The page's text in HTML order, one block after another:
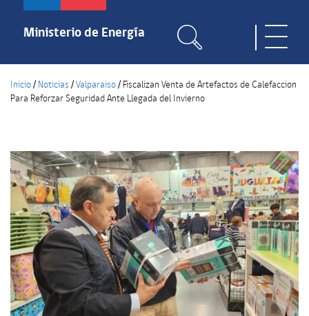
Pasar
contenido
Ministerio de Energía
Inicio/ Noticias /Valparaiso/ Fiscalizan Venta de Artefactos de Calefaccion
Para Reforzar Seguridad Ante Llegada del Invierno